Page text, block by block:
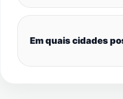
Em quais cidades